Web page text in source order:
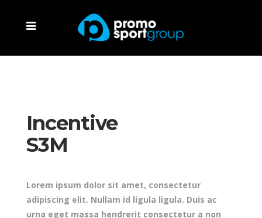
Incentive
S3M
Lorem ipsum dolor sit amet, consectetur
adipiscing elit. Nullam id ligula ligula. Duis ac
urna eget massa hendrerit consectetur a non